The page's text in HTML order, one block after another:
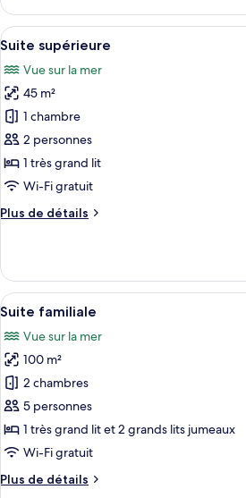
Chambre
supérieure
Afficher
toutes
les
photos
pour
ce
type
de
chambre :
Suite
Suite
5
Suite supérieure
Vue sur la mer
45 m²
1 chambre
2 personnes
1 très grand lit
Wi-Fi gratuit
Plus de détails
Plus
Suite
supérieure
Afficher
toutes
les
photos
pour
ce
type
de
chambre :
Suite
Suite
5
Suite familiale
Vue sur la mer
100 m²
2 chambres
5 personnes
1 très grand lit et 2 grands lits jumeaux
Wi-Fi gratuit
Plus de détails
Plus